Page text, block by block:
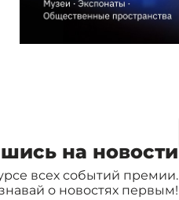
на новости
всех событий премии.
о новостях первым!